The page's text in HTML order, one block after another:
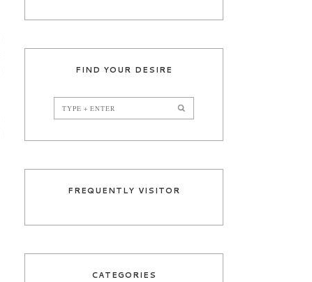
FIND YOUR DESIRE
FREQUENTLY VISITOR
CATEGORIES